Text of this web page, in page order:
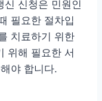
신 신청은 민원인
필요한 절차입
치료하기 위한
위해 필요한 서
야 합니다.